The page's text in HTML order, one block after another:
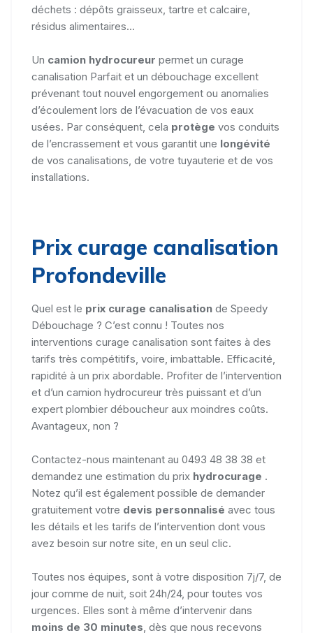
déchets : dépôts graisseux, tartre et calcaire,
résidus alimentaires...
Un camion hydrocureur permet un curage
canalisation Parfait et un débouchage excellent
prévenant tout nouvel engorgement ou anomalies
d’écoulement lors de l’évacuation de vos eaux
usées. Par conséquent, cela protège vos conduits
de l’encrassement et vous garantit une longévité
de vos canalisations, de votre tuyauterie et de vos
installations.
Prix curage canalisation
Profondeville
Quel est le prix curage canalisation de Speedy
Débouchage ? C’est connu ! Toutes nos
interventions curage canalisation sont faites à des
tarifs très compétitifs, voire, imbattable. Efficacité,
rapidité à un prix abordable. Profiter de l’intervention
et d’un camion hydrocureur très puissant et d’un
expert plombier déboucheur aux moindres coûts.
Avantageux, non ?
Contactez-nous maintenant au 0493 48 38 38 et
demandez une estimation du prix hydrocurage .
Notez qu’il est également possible de demander
gratuitement votre devis personnalisé avec tous
les détails et les tarifs de l’intervention dont vous
avez besoin sur notre site, en un seul clic.
Toutes nos équipes, sont à votre disposition 7j/7, de
jour comme de nuit, soit 24h/24, pour toutes vos
urgences. Elles sont à même d’intervenir dans
moins de 30 minutes, dès que nous recevons